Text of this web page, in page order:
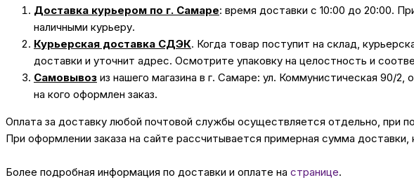
Доставка курьером по г. Самаре: время доставки с 10:00 до 20:00.
наличными курьеру.
Курьерская доставка СДЭК. Когда товар поступит на склад,
доставки и уточнит адрес. Осмотрите упаковку на целостность и
Самовывоз из нашего магазина в г. Самаре: ул. Коммунистическая 90/
на кого оформлен заказ.
Оплата за доставку любой почтовой службы осуществляется отдельно, при
При оформлении заказа на сайте рассчитывается примерная сумма
Более подробная информация по доставки и оплате на странице.